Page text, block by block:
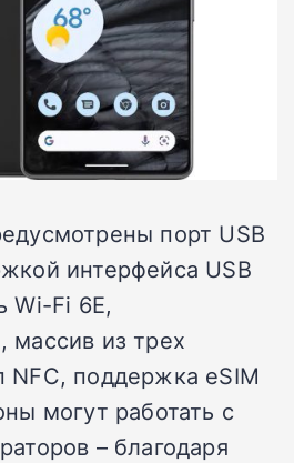
порт USB
интерфейса USB
Wi-Fi 6E,
массив из трех
поддержка eSIM
могут работать с
– благодаря